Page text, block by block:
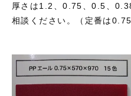
厚さは1.2、0.75、0.5、
相談ください。（定番は0.75